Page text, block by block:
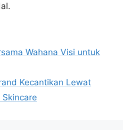
Wahana Visi untuk
Kecantikan Lewat